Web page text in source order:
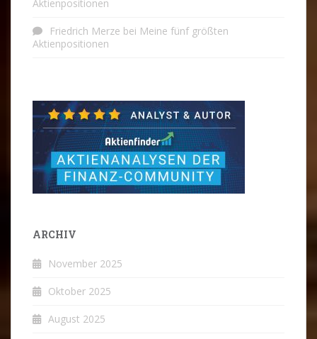
Aktienpositionen
Friedrich Merze bei Meine fünf größten
Aktienpositionen
ARCHIV
November 2025
Oktober 2025
August 2025